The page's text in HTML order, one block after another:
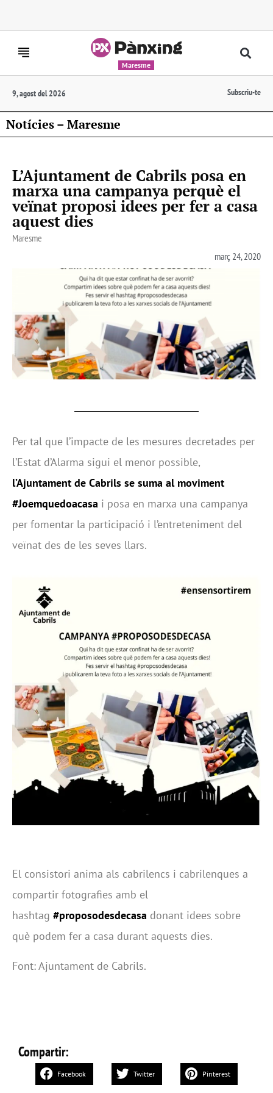
Maresme
9, agost del 2026 Subscriu-te
Notícies – Maresme
L’Ajuntament de Cabrils posa en
marxa una campanya perquè el
veïnat proposi idees per fer a casa
aquest dies
Maresme
març 24, 2020
Per tal que l’impacte de les mesures decretades per
l’Estat d’Alarma sigui el menor possible,
l’Ajuntament de Cabrils se suma al moviment
#Joemquedoacasa i posa en marxa una campanya
per fomentar la participació i l’entreteniment del
veïnat des de les seves llars.
El consistori anima als cabrilencs i cabrilenques a
compartir fotografies amb el
hashtag #proposodesdecasa donant idees sobre
què podem fer a casa durant aquests dies.
Font: Ajuntament de Cabrils.
Compartir:
Facebook Twitter Pinterest